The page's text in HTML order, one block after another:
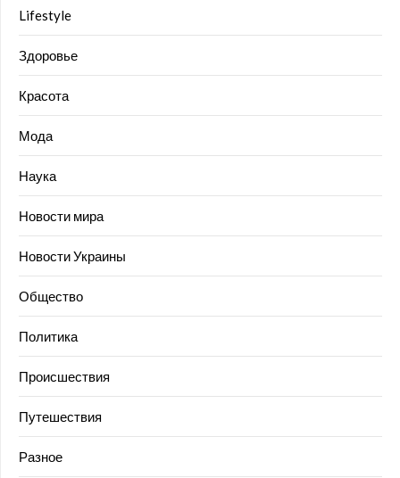
Lifestyle
Здоровье
Красота
Мода
Наука
Новости мира
Новости Украины
Общество
Политика
Происшествия
Путешествия
Разное